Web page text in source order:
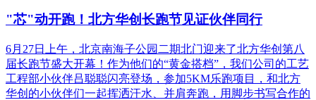
"芯"动开跑！北方华创长跑节见证伙伴同行
6月27日上午，北京南海子公园二期北门迎来了北方华创第八
届长跑节盛大开幕！作为他们的“黄金搭档”，我们公司的工艺
工程部小伙伴吕聪聪闪亮登场，参加5KM乐跑项目，和北方
华创的小伙伴们一起挥洒汗水、并肩奔跑，用脚步书写合作的